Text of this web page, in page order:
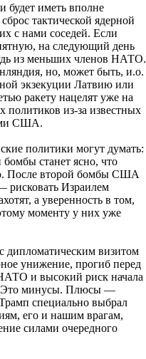
будет иметь вполне
тактической ядерной
с нами соседей. Если
на следующий день
из меньших членов НАТО.
но, может быть, и.о.
экзекуции Латвию или
ракету нацелят уже на
политиков из-за известных
США.
политики могут думать:
станет ясно, что
После второй бомбы США
рисковать Израилем
а уверенность в том,
моменту у них уже
дипломатическим визитом
унижение, прогиб перед
и высокий риск начала
Это минусы. Плюсы —
специально выбрал
его и нашим врагам,
силами очередного